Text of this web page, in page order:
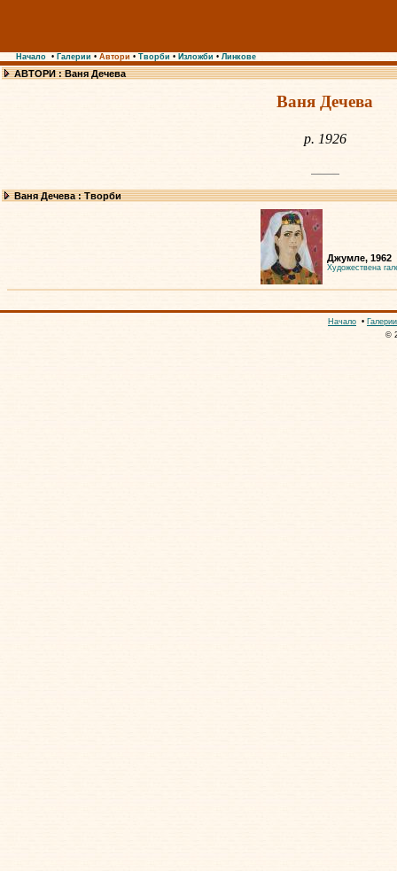
Начало • Галерии • Автори • Творби • Изложби • Линкове
АВТОРИ : Ваня Дечева
Ваня Дечева
р. 1926
Ваня Дечева : Творби
Джумле, 1962
Художествена
Начало • Галерии
©